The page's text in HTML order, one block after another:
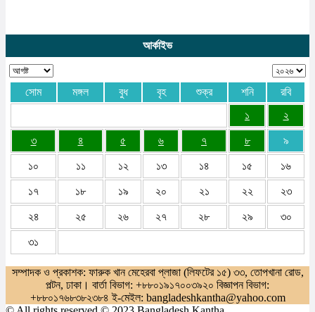
আর্কাইভ
সোম মঙ্গল বুধ বৃহ শুক্র শনি
রবি
১
২
৩ ৪ ৫ ৬ ৭ ৮ ৯
১০ ১১ ১২ ১৩ ১৪ ১৫ ১৬
১৭ ১৮ ১৯ ২০ ২১ ২২ ২৩
২৪ ২৫ ২৬ ২৭ ২৮ ২৯ ৩০
৩১
সম্পাদক ও প্রকাশক: ফারুক খান মেহেরবা প্লাজা (লিফটের ১৫) ৩৩, তোপখানা রোড,
পল্টন, ঢাকা। বার্তা বিভাগ: +৮৮০১৯১৭০০৩৯২০ বিজ্ঞাপন বিভাগ:
+৮৮০১৭৬৮৩৮২৩৮৪ ই-মেইল: bangladeshkantha@yahoo.com